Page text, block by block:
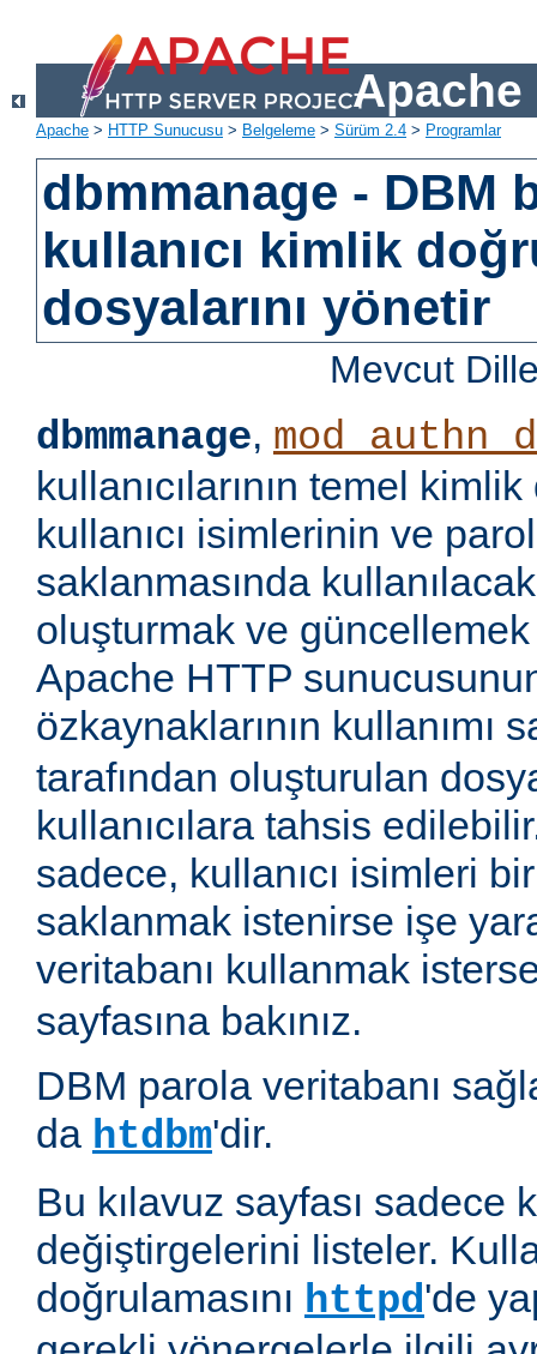
Apache
Apache > HTTP Sunucusu > Belgeleme > Sürüm 2.4 > Programlar
dbmmanage - DBM
kullanıcı kimlik
dosyalarını yönetir
Mevcut
dbmmanage,
kullanıcılarının temel
kullanıcı isimlerinin ve
saklanmasında
oluşturmak ve güncellemek
Apache HTTP
özkaynaklarının kullanımı
tarafından oluşturulan
kullanıcılara tahsis
sadece, kullanıcı isimleri
saklanmak istenirse işe
veritabanı kullanmak
sayfasına bakınız.
DBM parola veritabanı
da htdbm'dir.
Bu kılavuz sayfası sadece
değiştirgelerini listeler.
doğrulamasını httpd'de